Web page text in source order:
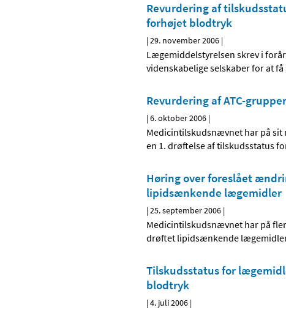
Revurdering af
forhøjet blodtryk
|29. november 2006 |
Lægemiddelstyrelsen skrev i
videnskabelige selskaber for at
Revurdering af ATC-
|6. oktober 2006 |
Medicintilskudsnævnet har på sit
en 1. drøftelse af tilskudsstatus
Høring over foreslået
lipidsænkende lægemidler
|25. september 2006 |
Medicintilskudsnævnet har på
drøftet lipidsænkende
Tilskudsstatus for
blodtryk
|4. juli 2006 |